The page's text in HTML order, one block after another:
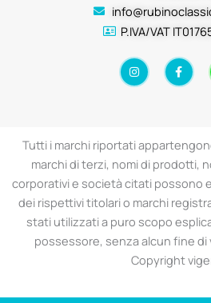
P.IVA/VAT
I
n
s
a
m
F
a
c
-
f
Tutti i marchi riportati
marchi di terzi, nomi di prodotti,
corporativi e società citati possono
dei rispettivi titolari o marchi
stati utilizzati a puro scopo
possessore, senza alcun fine di
Copyright